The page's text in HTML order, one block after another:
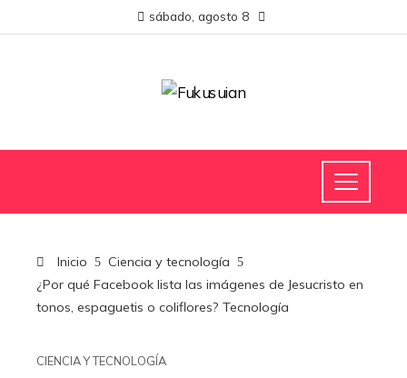
sábado, agosto 8
Inicio
Ciencia y tecnología
¿Por qué Facebook lista las imágenes de Jesucristo en
tonos, espaguetis o coliflores? Tecnología
CIENCIA Y TECNOLOGÍA